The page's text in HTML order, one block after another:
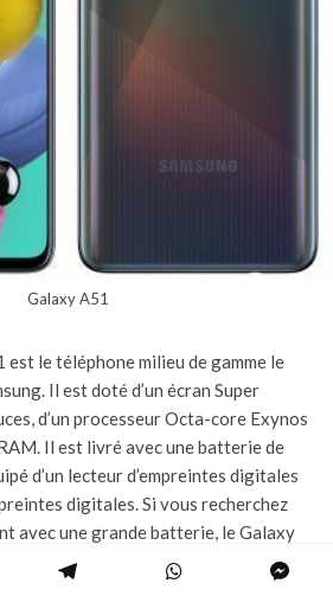
Galaxy A51
est le téléphone milieu de gamme le
Il est doté d’un écran Super
d’un processeur Octa-core Exynos
Il est livré avec une batterie de
d’un lecteur d’empreintes digitales
digitales. Si vous recherchez
avec une grande batterie, le Galaxy
option.